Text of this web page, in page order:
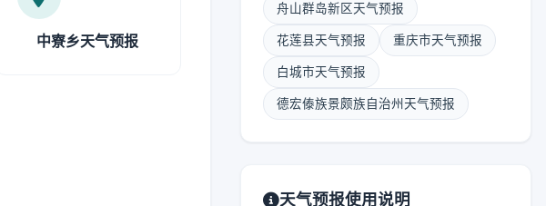
中寮乡天气预报
舟山群岛新区天气预报
花莲县天气预报 重庆市天气预报
白城市天气预报
德宏傣族景颇族自治州天气预报
天气预报使用说明